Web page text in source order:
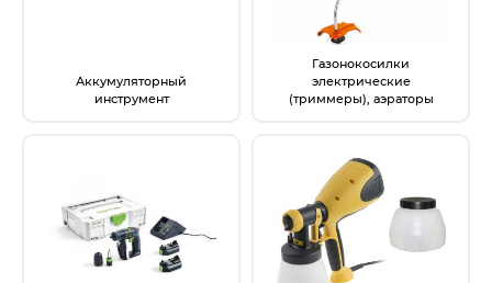
Подарочные сертификаты
Садовая техника
Сварочное оборудование
Аккумуляторный
инструмент
Газонокосилки
электрические
(триммеры), аэраторы